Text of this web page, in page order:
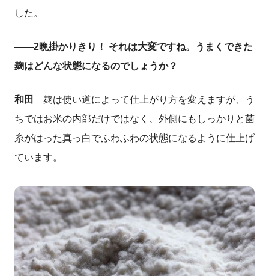
した。
――2晩掛かりきり！ それは大変ですね。うまくできた
麹はどんな状態になるのでしょうか？
和田
麹は使い道によって仕上がり方を変えますが、う
ちではお米の内部だけではなく、外側にもしっかりと菌
糸がはった真っ白でふわふわの状態になるように仕上げ
ています。